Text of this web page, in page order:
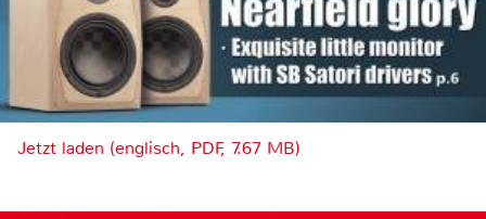
Jetzt laden (englisch, PDF, 7.67 MB)